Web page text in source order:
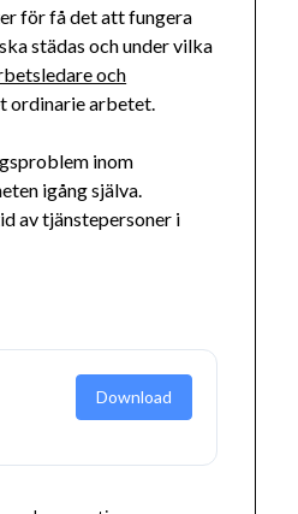
för få det att fungera
städas och under vilka
och
ordinarie arbetet.
inom
igång själva.
av tjänstepersoner i
Download